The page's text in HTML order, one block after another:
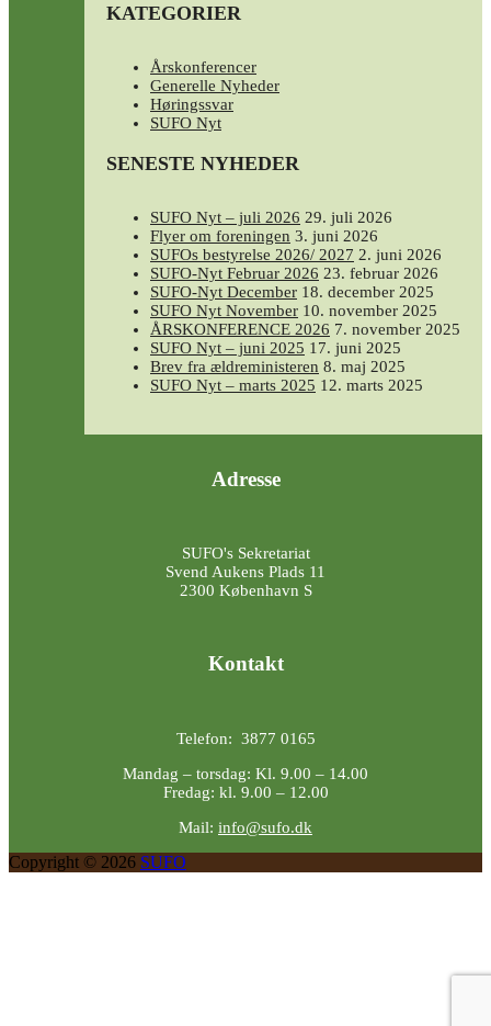
KATEGORIER
Årskonferencer
Generelle Nyheder
Høringssvar
SUFO Nyt
SENESTE NYHEDER
SUFO Nyt – juli 2026 29. juli 2026
Flyer om foreningen 3. juni 2026
SUFOs bestyrelse 2026/ 2027 2. juni 2026
SUFO-Nyt Februar 2026 23. februar 2026
SUFO-Nyt December 18. december 2025
SUFO Nyt November 10. november 2025
ÅRSKONFERENCE 2026 7. november 2025
SUFO Nyt – juni 2025 17. juni 2025
Brev fra ældreministeren 8. maj 2025
SUFO Nyt – marts 2025 12. marts 2025
Adresse
SUFO's Sekretariat
Svend Aukens Plads 11
2300 København S
Kontakt
Telefon: 3877 0165
Mandag – torsdag: Kl. 9.00 – 14.00
Fredag: kl. 9.00 – 12.00
Mail: info@sufo.dk
Copyright © 2026 SUFO